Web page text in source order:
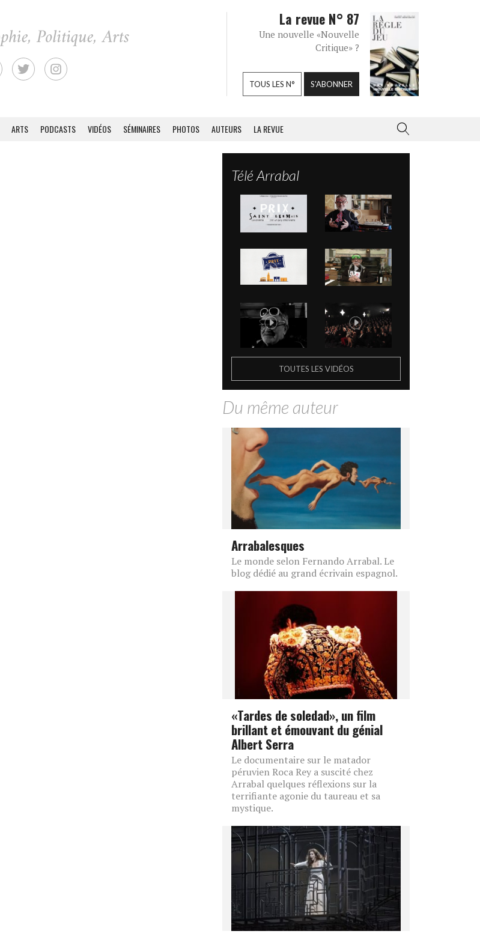
La revue N° 87
Une nouvelle «Nouvelle
Critique» ?
TOUS LES N° S'ABONNER
ARTS PODCASTS VIDÉOS SÉMINAIRES PHOTOS AUTEURS LA REVUE
Télé Arrabal
TOUTES LES VIDÉOS
Du même auteur
Arrabalesques
Le monde selon Fernando Arrabal. Le
blog dédié au grand écrivain espagnol.
«Tardes de soledad», un film
brillant et émouvant du génial
Albert Serra
Le documentaire sur le matador
péruvien Roca Rey a suscité chez
Arrabal quelques réflexions sur la
terrifiante agonie du taureau et sa
mystique.